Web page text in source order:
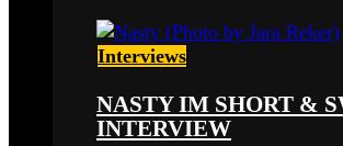
Interviews
NASTY IM SHORT &
INTERVIEW